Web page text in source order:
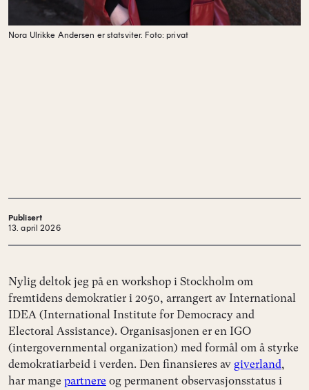
Nora Ulrikke Andersen er statsviter. Foto: privat
Publisert
13. april 2026
Nylig deltok jeg på en workshop i Stockholm om
fremtidens demokratier i 2050, arrangert av International
IDEA (International Institute for Democracy and
Electoral Assistance). Organisasjonen er en IGO
(intergovernmental organization) med formål om å styrke
demokratiarbeid i verden. Den finansieres av giverland,
har mange partnere og permanent observasjonsstatus i